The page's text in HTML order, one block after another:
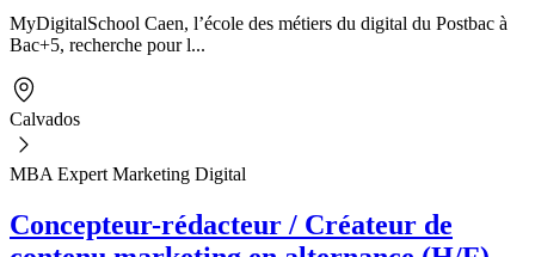
MyDigitalSchool Caen, l’école des métiers du digital du Postbac à
Bac+5, recherche pour l...
Calvados
MBA Expert Marketing Digital
Concepteur-rédacteur / Créateur de